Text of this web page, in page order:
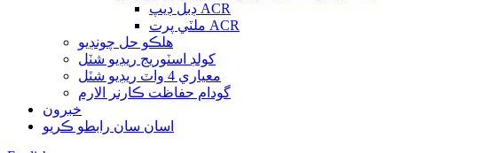
ڊبل ڊيپ ACR
ملٽي پرت ACR
هلڪو حل چونڊيو
کولڊ اسٽوريج ريڊيو شٽل
معياري 4 واٽ ريڊيو شٽل
گودام حفاظت ڪارنر الارم
خبرون
اسان سان رابطو ڪريو